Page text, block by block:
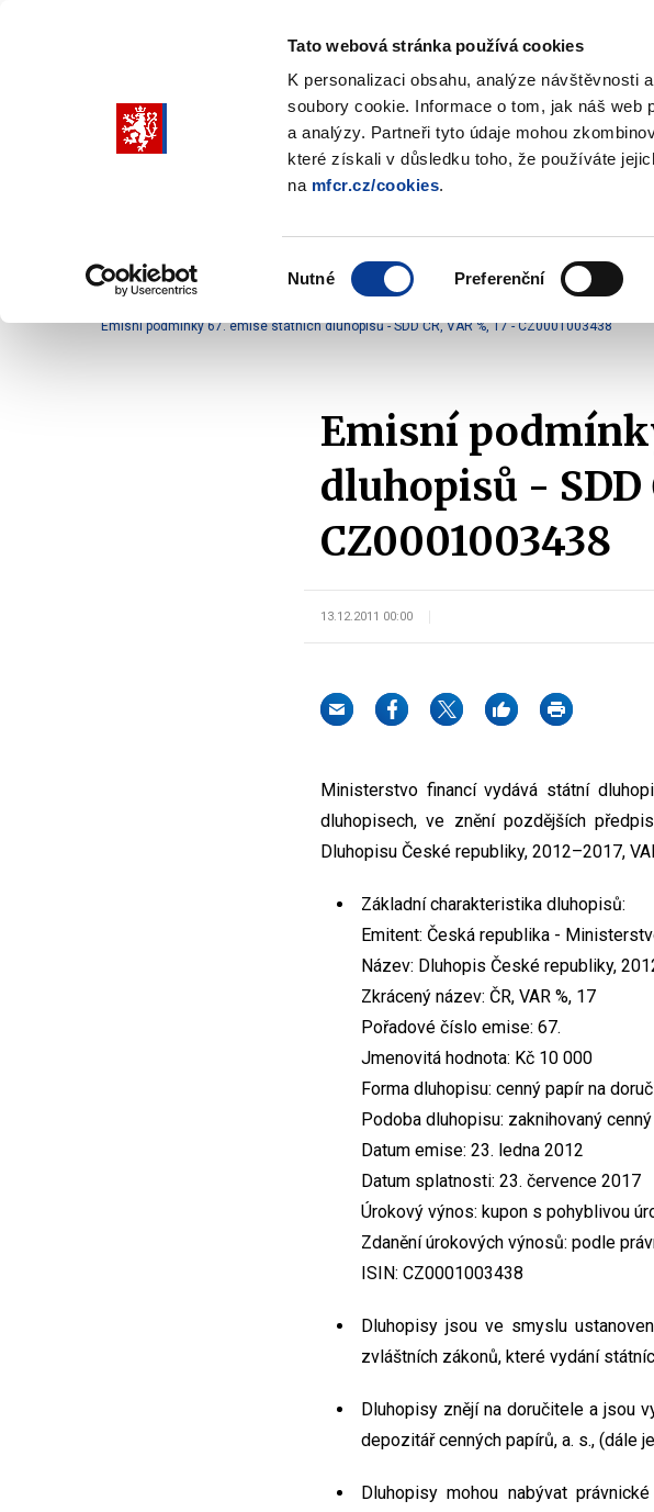
Tato webová stránka používá cookies
K personalizaci obsahu, analýze
soubory cookie. Informace o tom, jak náš
a analýzy. Partneři tyto údaje mohou
které získali v důsledku toho, že používáte
na mfcr.cz/cookies.
Nutné Preferenční
submenu
submenu
politika
Řízení státního dluhu Emise státních
Emisní podmínky 67. emise státních dluhopisů - SDD ČR, VAR %, 17 - CZ0001003438
Emisní
dluhopisů - SDD
CZ0001003438
13.12.2011 00:00
Ministerstvo financí vydává státní
dluhopisech, ve znění pozdějších
Dluhopisu České republiky, 2012–2017,
Základní charakteristika dluhopisů:
Emitent: Česká republika -
Název: Dluhopis České republiky,
Zkrácený název: ČR, VAR %, 17
Pořadové číslo emise: 67.
Jmenovitá hodnota: Kč 10 000
Forma dluhopisu: cenný papír na
Podoba dluhopisu: zaknihovaný
Datum emise: 23. ledna 2012
Datum splatnosti: 23. července 2017
Úrokový výnos: kupon s pohyblivou
Zdanění úrokových výnosů: podle
ISIN: CZ0001003438
Dluhopisy jsou ve smyslu
zvláštních zákonů, které vydání
Dluhopisy znějí na doručitele a jsou
depozitář cenných papírů, a. s., (dále
Dluhopisy mohou nabývat